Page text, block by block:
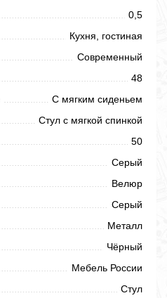
0,5
Кухня, гостиная
Современный
48
С мягким сиденьем
Стул с мягкой спинкой
50
Серый
Велюр
Серый
Металл
Чёрный
Мебель России
Стул